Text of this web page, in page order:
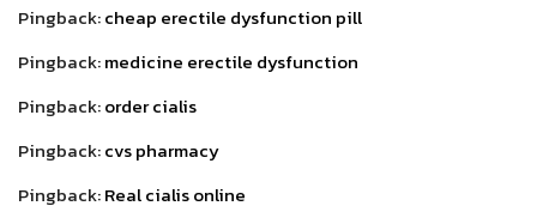
Pingback:cheap erectile dysfunction pill
Pingback:medicine erectile dysfunction
Pingback:order cialis
Pingback:cvs pharmacy
Pingback:Real cialis online